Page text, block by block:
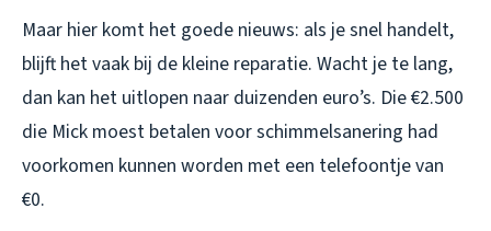
Maar hier komt het goede nieuws: als je snel handelt,
blijft het vaak bij de kleine reparatie. Wacht je te lang,
dan kan het uitlopen naar duizenden euro’s. Die €2.500
die Mick moest betalen voor schimmelsanering had
voorkomen kunnen worden met een telefoontje van
€0.